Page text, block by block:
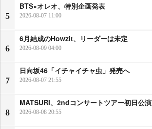
5
BTS×オレオ、特別企画発表
2026-08-07 11:00
6
6月結成のHowzit、リーダーは未定
2026-08-09 04:00
7
日向坂46「イチャイチャ虫」発売へ
2026-08-07 21:55
8
MATSURI、2ndコンサートツアー初日公演
2026-08-08 20:55